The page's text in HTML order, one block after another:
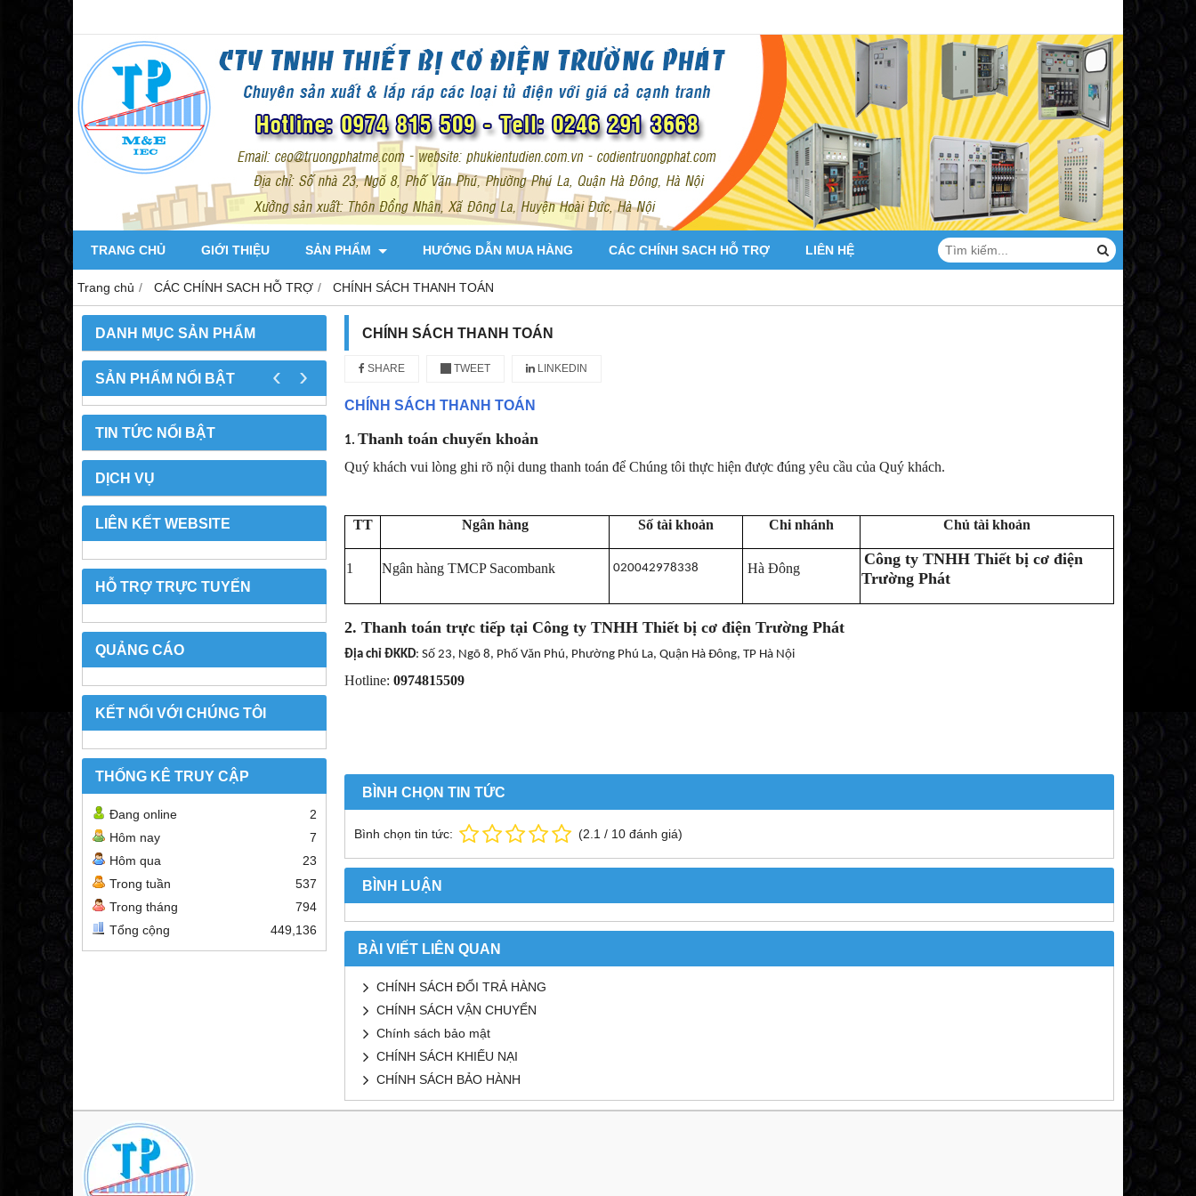
TRANG CHỦ GIỚI THIỆU SẢN PHẨM HƯỚNG DẪN MUA HÀNG CÁC CHÍNH SACH HỖ TRỢ LIÊN HỆ
Trang chủ CÁC CHÍNH SACH HỖ TRỢ CHÍNH SÁCH THANH TOÁN
DANH MỤC SẢN PHẨM
SẢN PHẨM NỔI BẬT ‹ ›
TIN TỨC NỔI BẬT
DỊCH VỤ
LIÊN KẾT WEBSITE
HỖ TRỢ TRỰC TUYẾN
QUẢNG CÁO
KẾT NỐI VỚI CHÚNG TÔI
THỐNG KÊ TRUY CẬP
Đang online
2
Hôm nay
7
Hôm qua
23
Trong tuần
537
Trong tháng
794
Tổng cộng
449,136
CHÍNH SÁCH THANH TOÁN
SHARE TWEET LINKEDIN
CHÍNH SÁCH THANH TOÁN
1. Thanh toán chuyển khoản
Quý khách vui lòng ghi rõ nội dung thanh toán để Chúng tôi thực hiện được đúng yêu cầu của Quý khách.
TT Ngân hàng Số tài khoản Chi nhánh Chủ tài khoản
1 Ngân hàng TMCP Sacombank 020042978338 Hà Đông
Công ty TNHH Thiết bị cơ điện
Trường Phát
2. Thanh toán trực tiếp tại Công ty TNHH Thiết bị cơ điện Trường Phát
Địa chỉ ĐKKD: Số 23, Ngõ 8, Phố Văn Phú, Phường Phú La, Quận Hà Đông, TP Hà Nội
Hotline: 0974815509
BÌNH CHỌN TIN TỨC
Bình chọn tin tức: (2.1 / 10 đánh giá)
BÌNH LUẬN
BÀI VIẾT LIÊN QUAN
CHÍNH SÁCH ĐỔI TRẢ HÀNG
CHÍNH SÁCH VẬN CHUYỂN
Chính sách bảo mật
CHÍNH SÁCH KHIẾU NẠI
CHÍNH SÁCH BẢO HÀNH